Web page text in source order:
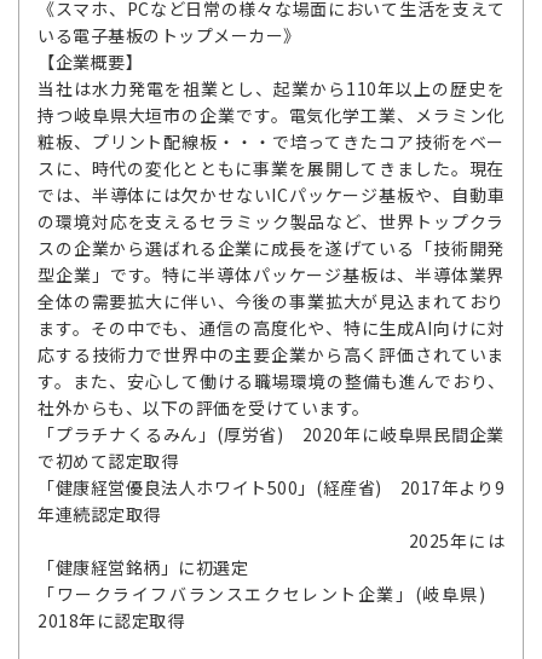
《スマホ、PCなど日常の様々な場面において生活を支えて
いる電子基板のトップメーカー》
【企業概要】
当社は水力発電を祖業とし、起業から110年以上の歴史を
持つ岐阜県大垣市の企業です。電気化学工業、メラミン化
粧板、プリント配線板・・・で培ってきたコア技術をベー
スに、時代の変化とともに事業を展開してきました。現在
では、半導体には欠かせないICパッケージ基板や、自動車
の環境対応を支えるセラミック製品など、世界トップクラ
スの企業から選ばれる企業に成長を遂げている「技術開発
型企業」です。特に半導体パッケージ基板は、半導体業界
全体の需要拡大に伴い、今後の事業拡大が見込まれており
ます。その中でも、通信の高度化や、特に生成AI向けに対
応する技術力で世界中の主要企業から高く評価されていま
す。また、安心して働ける職場環境の整備も進んでおり、
社外からも、以下の評価を受けています。
「プラチナくるみん」(厚労省) 2020年に岐阜県民間企業
で初めて認定取得
「健康経営優良法人ホワイト500」(経産省) 2017年より9
年連続認定取得
2025年には
「健康経営銘柄」に初選定
「ワークライフバランスエクセレント企業」(岐阜県)
2018年に認定取得